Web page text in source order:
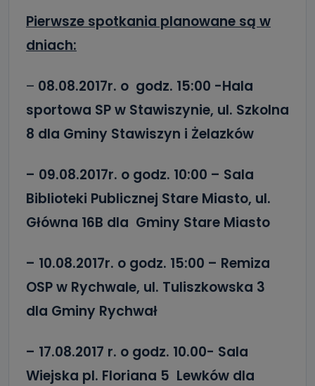
Pierwsze spotkania planowane są w
dniach:
– 08.08.2017r. o godz. 15:00 -Hala
sportowa SP w Stawiszynie, ul. Szkolna
8 dla Gminy Stawiszyn i Żelazków
– 09.08.2017r. o godz. 10:00 – Sala
Biblioteki Publicznej Stare Miasto, ul.
Główna 16B dla Gminy Stare Miasto
– 10.08.2017r. o godz. 15:00 – Remiza
OSP w Rychwale, ul. Tuliszkowska 3
dla Gminy Rychwał
– 17.08.2017 r. o godz. 10.00- Sala
Wiejska pl. Floriana 5 Lewków dla